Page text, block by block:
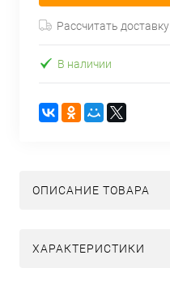
Рассчитать доставку
В наличии
ОПИСАНИЕ ТОВАРА
ХАРАКТЕРИСТИКИ